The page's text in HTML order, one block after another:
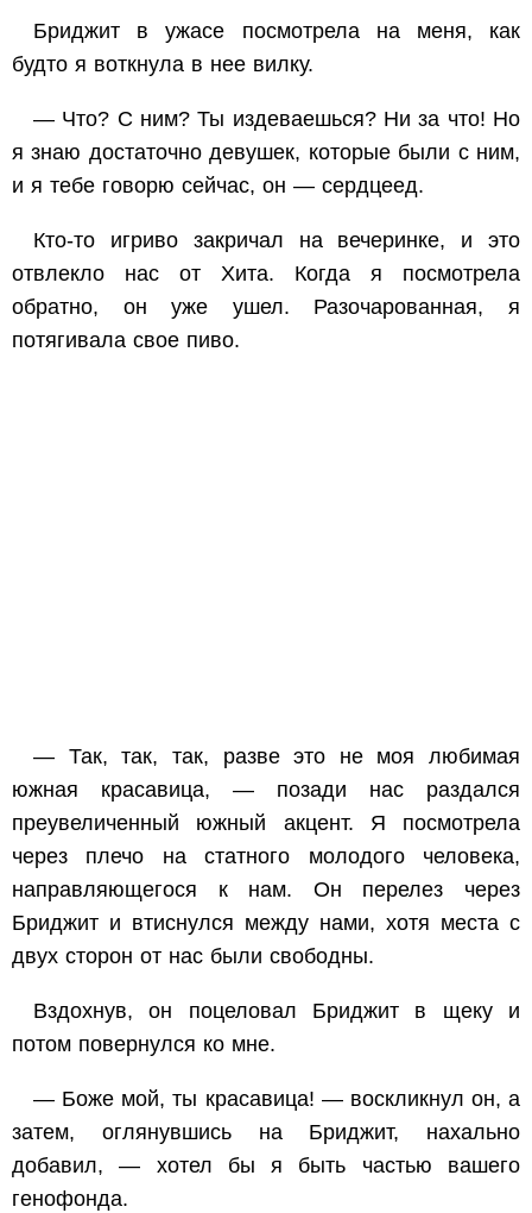
Бриджит в ужасе посмотрела на меня, как
будто я воткнула в нее вилку.
— Что? С ним? Ты издеваешься? Ни за что! Но
я знаю достаточно девушек, которые были с ним,
и я тебе говорю сейчас, он — сердцеед.
Кто-то игриво закричал на вечеринке, и это
отвлекло нас от Хита. Когда я посмотрела
обратно, он уже ушел. Разочарованная, я
потягивала свое пиво.
— Так, так, так, разве это не моя любимая
южная красавица, — позади нас раздался
преувеличенный южный акцент. Я посмотрела
через плечо на статного молодого человека,
направляющегося к нам. Он перелез через
Бриджит и втиснулся между нами, хотя места с
двух сторон от нас были свободны.
Вздохнув, он поцеловал Бриджит в щеку и
потом повернулся ко мне.
— Боже мой, ты красавица! — воскликнул он, а
затем, оглянувшись на Бриджит, нахально
добавил, — хотел бы я быть частью вашего
генофонда.